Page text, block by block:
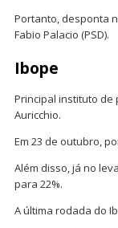
Portanto, desponta
Fabio Palacio (PSD).
Ibope
Principal instituto de
Auricchio.
Em 23 de outubro,
Além disso, já no
para 22%.
A última rodada do